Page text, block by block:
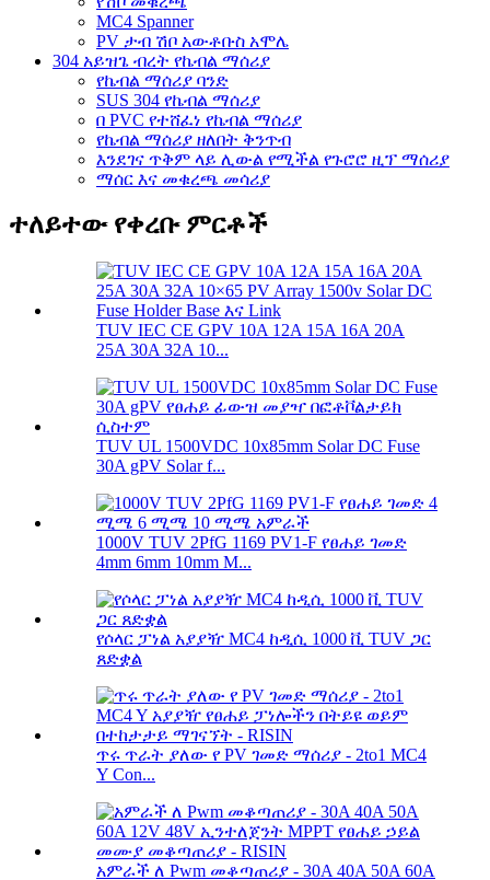
MC4 Spanner
PV ታብ ሽቦ አውቶቡስ አሞሌ
304 አይዝጌ ብረት የኬብል ማሰሪያ
የኬብል ማሰሪያ ባንድ
SUS 304 የኬብል ማሰሪያ
በ PVC የተሸፈነ የኬብል ማሰሪያ
የኬብል ማሰሪያ ዘለበት ቅንጥብ
እንደገና ጥቅም ላይ ሊውል የሚችል የጉሮሮ ዚፕ ማሰሪያ
ማሰር እና መቁረጫ መሳሪያ
ተለይተው የቀረቡ ምርቶች
TUV IEC CE GPV 10A 12A 15A 16A 20A
25A 30A 32A 10...
TUV UL 1500VDC 10x85mm Solar DC Fuse
30A gPV Solar f...
1000V TUV 2PfG 1169 PV1-F የፀሐይ ገመድ
4mm 6mm 10mm M...
የሶላር ፓነል አያያዥ MC4 ከዲሲ 1000 ቪ TUV ጋር
ጸድቋል
ጥሩ ጥራት ያለው የ PV ገመድ ማሰሪያ - 2to1 MC4
Y Con...
አምራች ለ Pwm መቆጣጠሪያ - 30A 40A 50A 60A